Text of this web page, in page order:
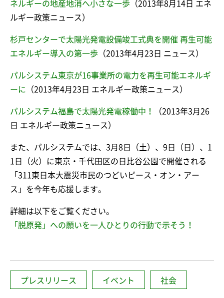
ネルギーの地産地消へ小さな一歩 （2013年8月14日 エネ
ルギー政策ニュース）
杉戸センターで太陽光発電設備竣工式典を開催 再生可能
エネルギー導入の第一歩 （2013年4月23日 ニュース）
パルシステム東京が16事業所の電力を再生可能エネルギ
ーに
（2013年4月23日 エネルギー政策ニュース）
パルシステム福島で太陽光発電稼働中！
（2013年3月26
日 エネルギー政策ニュース）
また、パルシステムでは、3月8日（土）、9日（日）、1
1日（火）に東京・千代田区の日比谷公園で開催される
「311東日本大震災市民のつどいピース・オン・アー
ス」を今年も応援します。
詳細は以下をご覧ください。
「脱原発」への願いを一人ひとりの行動で示そう！
プレスリリース イベント 社会